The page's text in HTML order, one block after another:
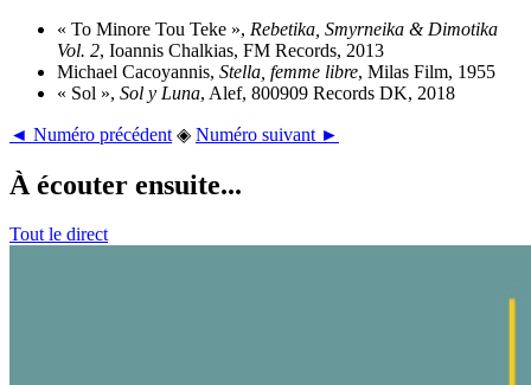
« To Minore Tou Teke », Rebetika, Smyrneika & Dimotika
Vol. 2, Ioannis Chalkias, FM Records, 2013
Michael Cacoyannis, Stella, femme libre, Milas Film, 1955
« Sol », Sol y Luna, Alef, 800909 Records DK, 2018
◄ Numéro précédent ◈ Numéro suivant ►
À écouter ensuite...
Tout le direct